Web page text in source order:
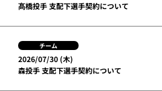
髙橋投手 支配下選手契約について
チーム
2026/07/30 (木)
森投手 支配下選手契約について